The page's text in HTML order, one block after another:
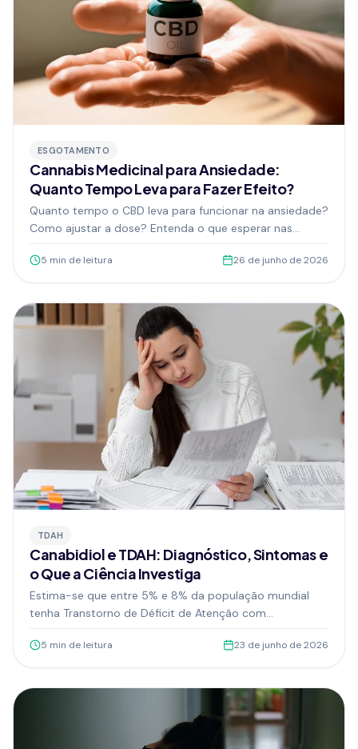
ESGOTAMENTO
Cannabis Medicinal para Ansiedade:
Quanto Tempo Leva para Fazer Efeito?
Quanto tempo o CBD leva para funcionar na ansiedade?
Como ajustar a dose? Entenda o que esperar nas
medicinal para ansiedade.
5 min de leitura 26 de junho de 2026
TDAH
Canabidiol e TDAH: Diagnóstico, Sintomas e
o Que a Ciência Investiga
Estima-se que entre 5% e 8% da população mundial
tenha Transtorno de Déficit de Atenção com
convivem com a condição, segundo a ABDA. Para muita
verdade, era uma condição neuropsiquiátrica não
5 min de leitura 23 de junho de 2026